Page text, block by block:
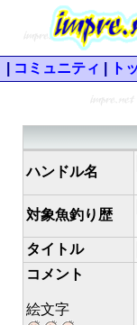
コミュニティ ト
ハンドル名
対象魚釣り歴
タイトル
コメント
絵文字